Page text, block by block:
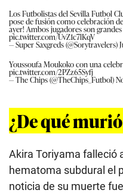
Los Futbolistas del Sevilla Futbol
pose de fusión como celebración
ayer! Ambos jugadores son
pic.twitter.com/UvZ1c7lKqV
— Super Saxgreds (@Sorytravelers)
Youssoufa Moukoko con una
pic.twitter.com/2PZz65Syfj
— The Chips (@TheChips_Futbol)
¿De qué
Akira Toriyama falleció
hematoma subdural el
noticia de su muerte